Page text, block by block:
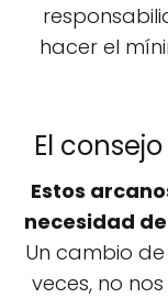
hacer el
El
Estos
necesidad
Un cambio
veces, no